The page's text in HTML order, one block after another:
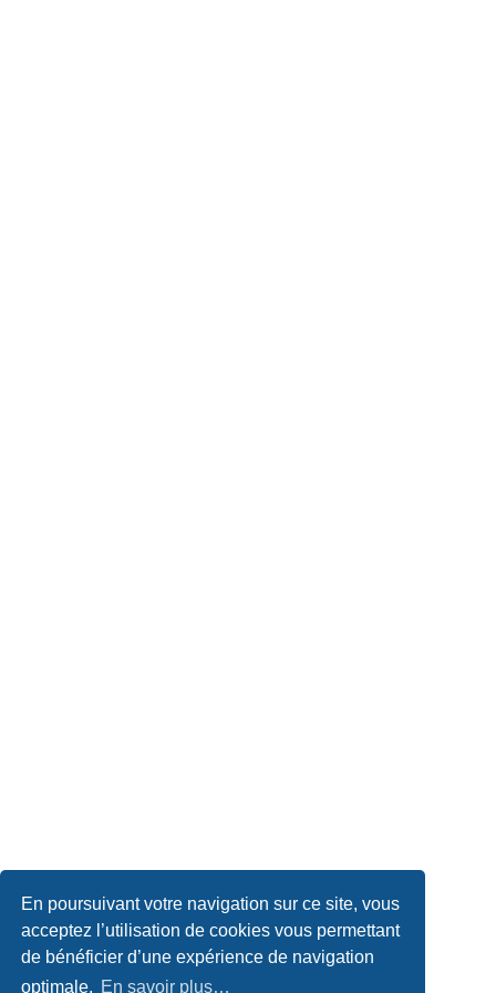
En poursuivant votre navigation sur ce site, vous
acceptez l’utilisation de cookies vous permettant
de bénéficier d’une expérience de navigation
optimale. En savoir plus…